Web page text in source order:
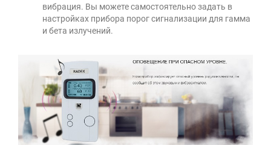
вибрация. Вы можете самостоятельно задать в
настройках прибора порог сигнализации для гамма
и бета излучений.